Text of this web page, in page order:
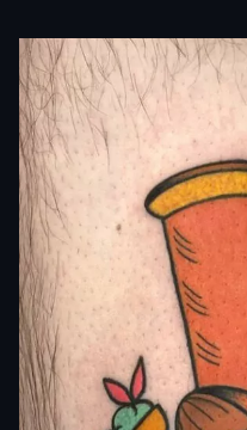
on Titan.
Le scene ampie e
migliore su schiena,
piccoli si adattano a
più discreto.
Le tecniche
con whip shading
vivacità, l’etching dona
Gli stili neo traditional
come fianco o
decorativi.